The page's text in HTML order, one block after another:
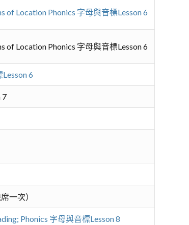
of Location Phonics 字母與音標Lesson 6
of Location Phonics 字母與音標Lesson 6
6
7
一次）
Phonics 字母與音標Lesson 8